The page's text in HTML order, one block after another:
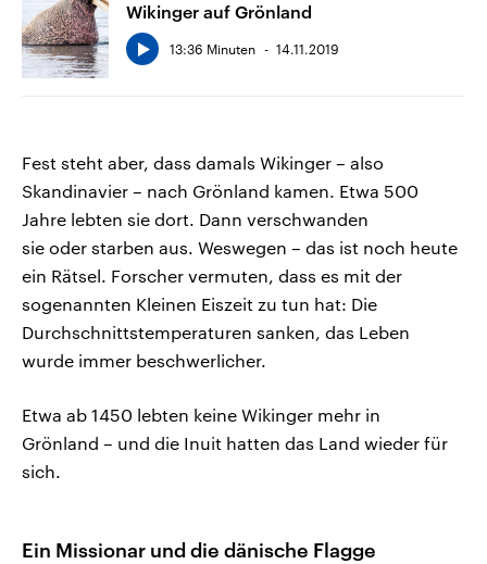
Wikinger auf Grönland
13:36 Minuten 14.11.2019
Fest steht aber, dass damals Wikinger – also
Skandinavier – nach Grönland kamen. Etwa 500
Jahre lebten sie dort. Dann verschwanden
sie oder starben aus. Weswegen – das ist noch heute
ein Rätsel. Forscher vermuten, dass es mit der
sogenannten Kleinen Eiszeit zu tun hat: Die
Durchschnittstemperaturen sanken, das Leben
wurde immer beschwerlicher.
Etwa ab 1450 lebten keine Wikinger mehr in
Grönland – und die Inuit hatten das Land wieder für
sich.
Ein Missionar und die dänische Flagge